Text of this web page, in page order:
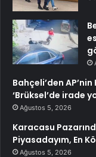
Bahçeli’den
‘Brüksel’de irade
Ağustos 5, 2026
Karacasu
Piyasadayım, En
Ağustos 5, 2026